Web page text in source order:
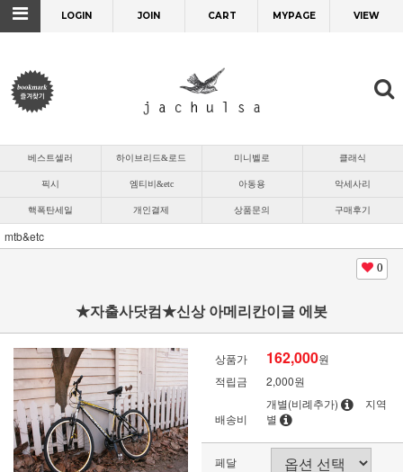
LOGIN JOIN CART MYPAGE VIEW
베스트셀러 하이브리드&로드 미니벨로 클래식
픽시 엠티비&etc 아동용 악세사리
핵폭탄세일 개인결제 상품문의 구매후기
mtb&etc
0
★자출사닷컴★신상 아메리칸이글 에봇
상품가 162,000원
적립금
2,000원
배송비
개별(비례추가)
지역
별
페달